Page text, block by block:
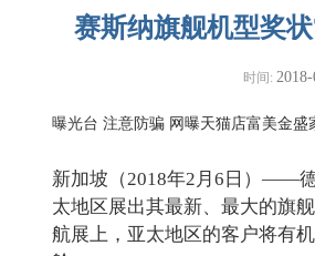
赛斯纳旗舰机型奖
时间:
曝光台 注意防骗 网曝天猫店富美金
新加坡（2018年2月6日）——
太地区展出其最新、最大的旗
航展上，亚太地区的客户将有